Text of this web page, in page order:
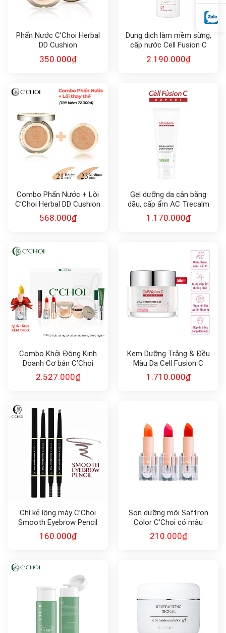
Phấn Nước C’Choi Herbal
DD Cushion
350.000₫
Dung dịch làm mềm sừng,
cấp nước Cell Fusion C
Expert TA TONING
BOOSTER
2.190.000₫
Combo Phấn Nước + Lõi
C’Choi Herbal DD Cushion
568.000₫
Gel dưỡng da cân bằng
dầu, cấp ẩm AC Trecalm
Cell Fushion C
1.170.000₫
Combo Khởi Động Kinh
Doanh Cơ bản C’Choi
2.527.000₫
Kem Dưỡng Trắng & Đều
Màu Da Cell Fusion C
Expert WhiteCure
Vita.CEB12 Cream
1.710.000₫
Chì kẻ lông mày C’Choi
Smooth Eyebrow Pencil
160.000₫
Son dưỡng môi Saffron
Color C’Choi có màu
210.000₫